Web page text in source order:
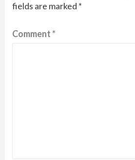
fields are marked *
Comment*